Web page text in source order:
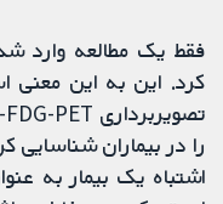
فقط یک مطالعه وارد
را در بیماران
اشتباه یک بیمار به